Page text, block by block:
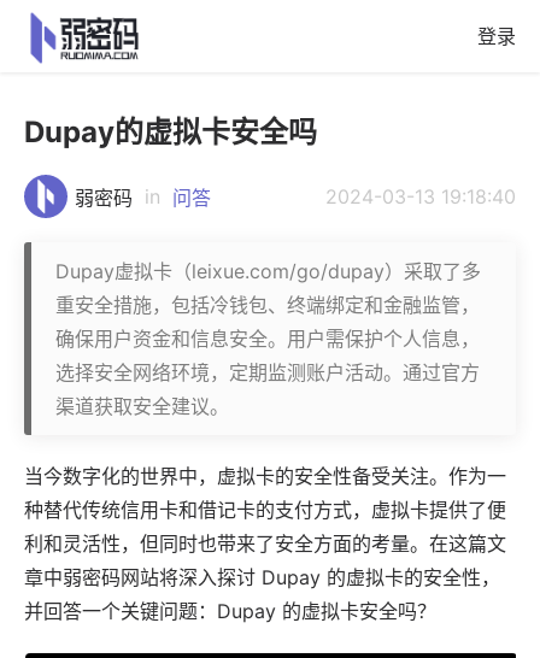
登录
Dupay的虚拟卡安全吗
弱密码 in 问答 2024-03-13 19:18:40
Dupay虚拟卡（leixue.com/go/dupay）采取了多
重安全措施，包括冷钱包、终端绑定和金融监管，
确保用户资金和信息安全。用户需保护个人信息，
选择安全网络环境，定期监测账户活动。通过官方
渠道获取安全建议。
当今数字化的世界中， 虚拟卡的安全性备受关注。作为一
种替代传统信用卡和借记卡的支付方式，虚拟卡提供了便
利和灵活性，但同时也带来了安全方面的考量。在这篇文
章中弱密码网站将深入探讨 Dupay 的虚拟卡的安全性，
并回答一个关键问题：Dupay 的虚拟卡安全吗？